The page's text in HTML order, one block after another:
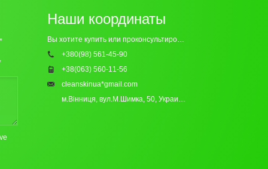
Наши координаты
Вы хотите купить или проконсультироваться? Обращайтесь к нам:
+380(98) 561-45-90
+38(063) 560-11-56
cleanskinua*gmail.com
м.Вінниця, вул.М.Шимка, 50, Украина